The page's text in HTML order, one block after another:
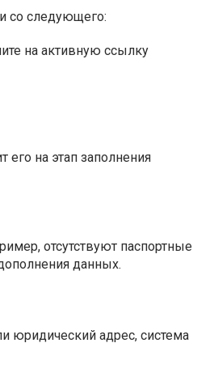
со следующего:
на активную ссылку
его на этап заполнения
отсутствуют паспортные
данных.
юридический адрес, система